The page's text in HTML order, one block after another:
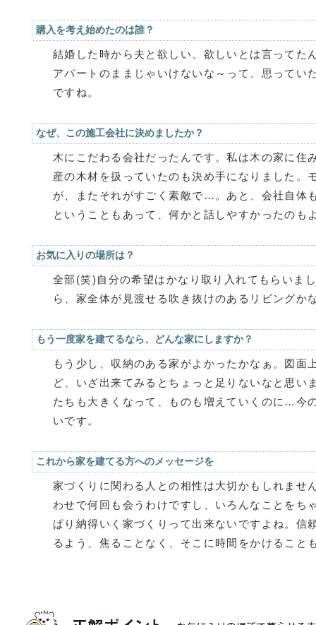
購入を考え始めたのは誰？
結婚した時から夫と欲しい、欲しいとは言ってた
アパートのままじゃいけないな～って、思ってい
ですね。
なぜ、この施工会社に決めましたか？
木にこだわる会社だったんです。私は木の家に住
産の木材を扱っていたのも決め手になりました。
が、またそれがすごく素敵で…。あと、会社自体
ということもあって、何かと話しやすかったのも
お気に入りの場所は？
全部(笑)自分の希望はかなり取り入れてもらいま
ら、家全体が見渡せる吹き抜けのあるリビングか
もう一度家を建てるなら、どんな家にしますか？
もう少し、収納のある家がよかったかなぁ。図面
ど、いざ出来てみるとちょっと足りないなと思い
たちも大きくなって、ものも増えていくのに…今
いです。
これから家を建てる方へのメッセージを
家づくりに関わる人との相性は大切かもしれませ
わせで何回も会うわけですし、いろんなことをち
ぱり納得いく家づくりって出来ないですよね。信
るよう、焦ることなく、そこに時間をかけること